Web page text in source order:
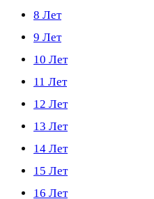
8 Лет
9 Лет
10 Лет
11 Лет
12 Лет
13 Лет
14 Лет
15 Лет
16 Лет